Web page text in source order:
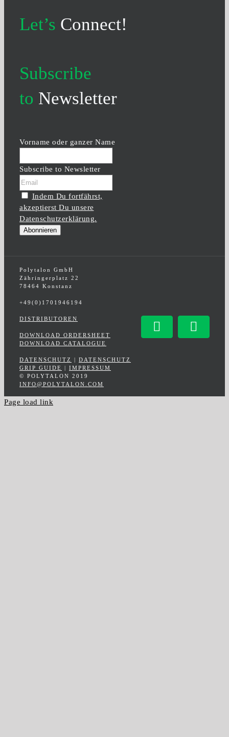
Let’s Connect!
Subscribe
to Newsletter
Vorname oder ganzer Name
Subscribe to Newsletter
Indem Du fortfährst,
akzeptierst Du unsere
Datenschutzerklärung.
Polytalon GmbH
Zähringerplatz 22
78464 Konstanz
+49(0)1701946194
DISTRIBUTOREN
DOWNLOAD ORDERSHEET
DOWNLOAD CATALOGUE
DATENSCHUTZ
DATENSCHUTZ
GRIP GUIDE
IMPRESSUM
© POLYTALON 2019
INFO@POLYTALON.COM
Facebook
Page load link